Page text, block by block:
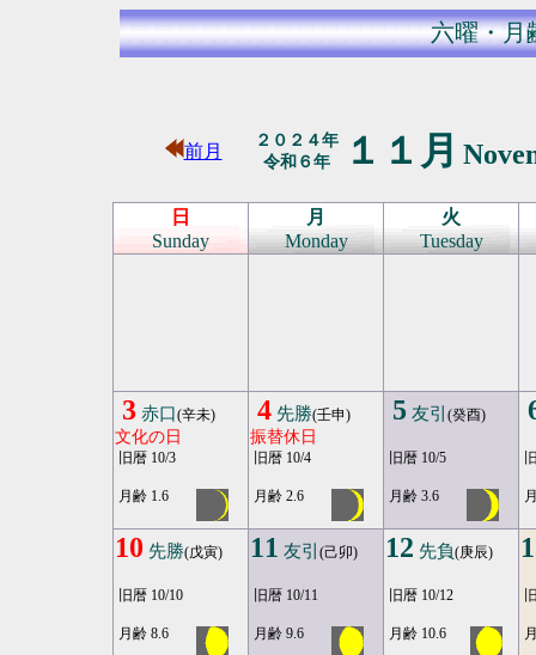
六曜・月
前月
２０２４年
令和６年
１１月
日
Sunday
月
Monday
火
Tuesday
3 赤口(辛未)
文化の日
旧暦 10/3
月齢 1.6
4 先勝(壬申)
振替休日
旧暦 10/4
月齢 2.6
5 友引 (癸酉)
旧暦 10/5
月齢 3.6
10 先勝(戊寅)
旧暦 10/10
月齢 8.6
11 友引 (己卯)
旧暦 10/11
月齢 9.6
12 先負(庚辰)
旧暦 10/12
月齢 10.6